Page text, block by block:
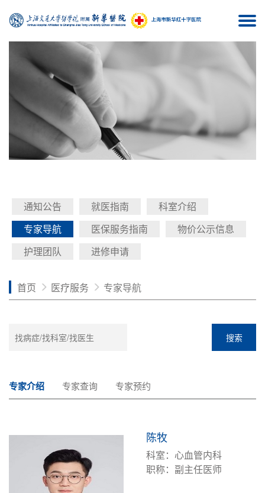
通知公告 就医指南
科室介绍
专家导航
医保服务指南
物价公示信息
护理团队
进修申请
首页 医疗服务 专家导航
搜索
专家介绍 专家查询 专家预约
陈牧
科室：心血管内科
职称：副主任医师